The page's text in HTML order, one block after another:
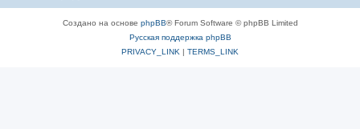
Создано на основе phpBB® Forum Software © phpBB Limited
Русская поддержка phpBB
PRIVACY_LINK | TERMS_LINK